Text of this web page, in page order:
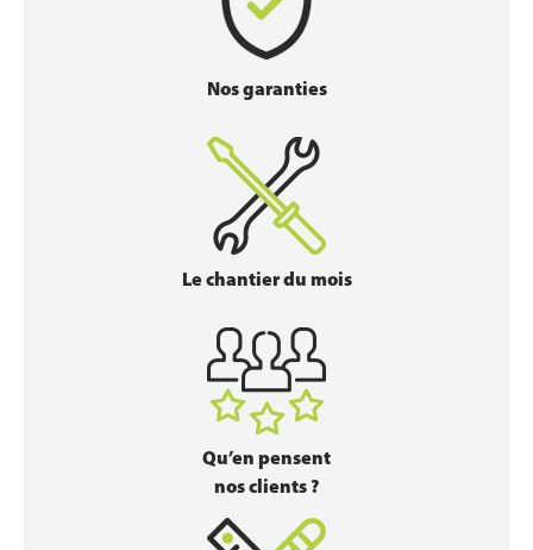
Nos garanties
Le chantier du mois
Qu’en pensent
nos clients ?